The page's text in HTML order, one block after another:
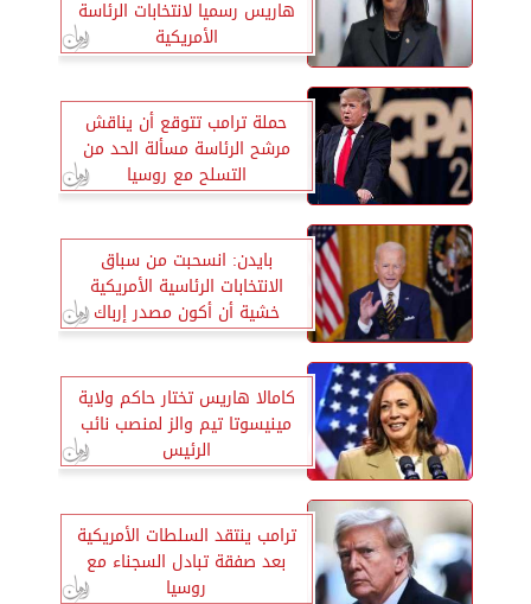
هاريس رسميا لانتخابات الرئاسة
الأمريكية
حملة ترامب تتوقع أن يناقش
مرشح الرئاسة مسألة الحد من
التسلح مع روسيا
بايدن: انسحبت من سباق
الانتخابات الرئاسية الأمريكية
خشية أن أكون مصدر إرباك
كامالا هاريس تختار حاكم ولاية
مينيسوتا تيم والز لمنصب نائب
الرئيس
ترامب ينتقد السلطات الأمريكية
بعد صفقة تبادل السجناء مع
روسيا